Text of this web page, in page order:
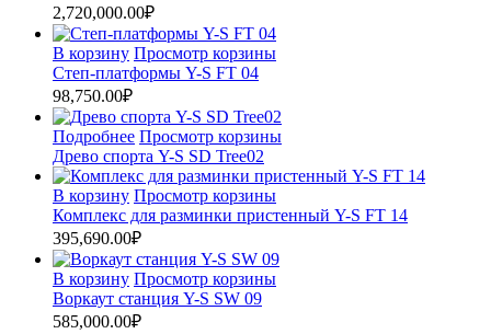
2,720,000.00₽
В корзину Просмотр корзины
Степ-платформы Y-S FT 04
98,750.00₽
Подробнее Просмотр корзины
Древо спорта Y-S SD Tree02
В корзину Просмотр корзины
Комплекс для разминки пристенный Y-S FT 14
395,690.00₽
В корзину Просмотр корзины
Воркаут станция Y-S SW 09
585,000.00₽